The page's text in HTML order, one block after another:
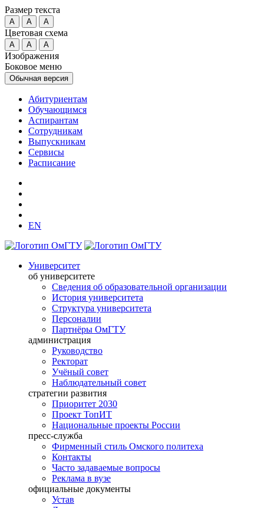
Размер текста
A A A
Цветовая схема
A A A
Изображения
Боковое меню
Обычная версия
Абитуриентам
Обучающимся
Аспирантам
Сотрудникам
Выпускникам
Сервисы
Расписание
EN
Университет
об университете
Сведения об образовательной организации
История университета
Структура университета
Персоналии
Партнёры ОмГТУ
администрация
Руководство
Ректорат
Учёный совет
Наблюдательный совет
стратегии развития
Приоритет 2030
Проект ТопИТ
Национальные проекты России
пресс-служба
Фирменный стиль Омского политеха
Контакты
Часто задаваемые вопросы
Реклама в вузе
официальные документы
Устав